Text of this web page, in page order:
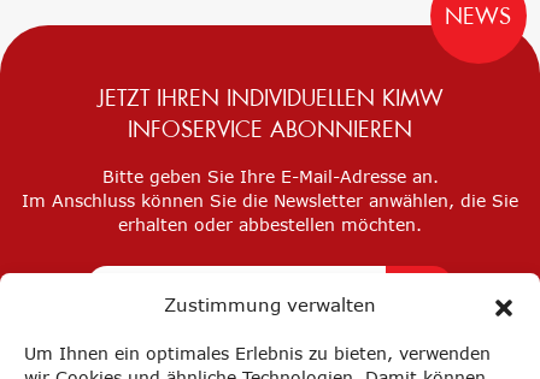
Zustimmung verwalten
Um Ihnen ein optimales Erlebnis zu bieten, verwenden
NEWS
JETZT IHREN INDIVIDUELLEN KIMW
INFOSERVICE ABONNIEREN
Bitte geben Sie Ihre E-Mail-Adresse an.
Im Anschluss können Sie die Newsletter anwählen, die Sie
erhalten oder abbestellen möchten.